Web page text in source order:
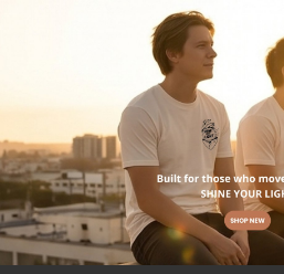
OFFERTE AANVRAGEN